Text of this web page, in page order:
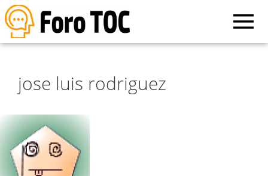
jose luis rodriguez